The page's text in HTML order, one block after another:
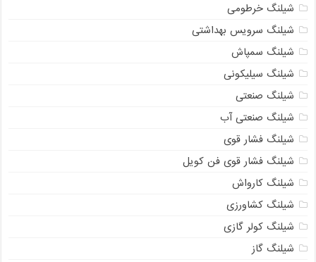
شیلنگ خرطومی
شیلنگ سرویس بهداشتی
شیلنگ سمپاش
شیلنگ سیلیکونی
شیلنگ صنعتی
شیلنگ صنعتی آب
شیلنگ فشار قوی
شیلنگ فشار قوی فن کویل
شیلنگ کارواش
شیلنگ کشاورزی
شیلنگ کولر گازی
شیلنگ گاز